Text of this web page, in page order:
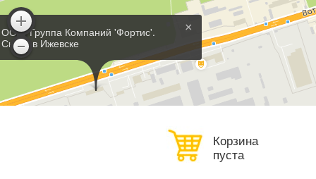
×
ООО 'Группа Компаний 'Фортис'.
Склад в Ижевске
Корзина
пуста